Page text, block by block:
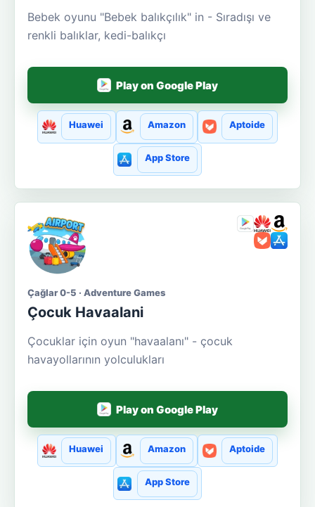
Bebek oyunu "Bebek balıkçılık" in - Sıradışı ve
renkli balıklar, kedi-balıkçı
Play on Google Play
Huawei Amazon Aptoide
App Store
Çağlar 0-5 · Adventure Games
Çocuk Havaalani
Çocuklar için oyun "havaalanı" - çocuk
havayollarının yolculukları
Play on Google Play
Huawei Amazon Aptoide
App Store